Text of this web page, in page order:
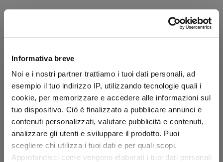
Informativa breve
Noi e i nostri partner trattiamo i tuoi dati personali, ad
esempio il tuo indirizzo IP, utilizzando tecnologie quali i
cookie, per memorizzare e accedere alle informazioni sul
tuo dispositivo. Ciò è finalizzato a pubblicare annunci e
contenuti personalizzati, valutare pubblicità e contenuti,
analizzare gli utenti e sviluppare il prodotto. Puoi
scegliere chi utilizza i tuoi dati e per quali scopi.
Approfondisci come vengono elaborati i tuoi dati personali